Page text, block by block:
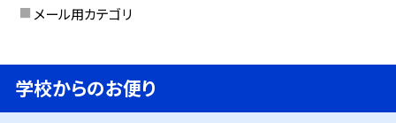
メール用カテゴリ
学校からのお便り